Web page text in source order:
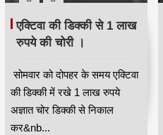
एक्टिवा की डिक्की से 1 लाख
रुपये की चोरी ।
सोमवार को दोपहर के समय एक्टिवा
की डिक्की में रखे 1 लाख रुपये
अज्ञात चोर डिक्की से निकाल
कर&nb...